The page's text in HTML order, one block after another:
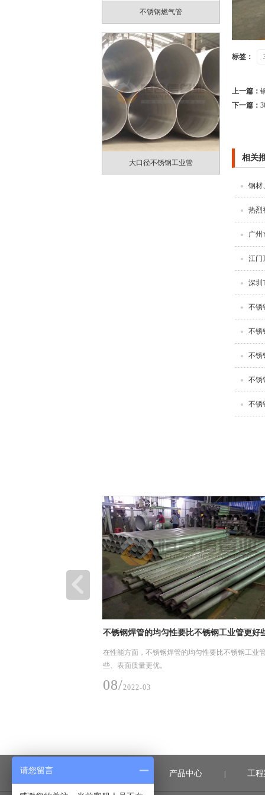
不锈钢燃气管
大口径不锈钢工业管
标签：
上一篇：
下一篇：
相关
钢材
热烈
广州
江门
深圳
不锈
不锈
不锈
不锈
不锈
钢材、管道及加工件现场装卸、堆放和储存
钢材、管道及加工件现场装卸、堆放和储存要求
25/
| 产品中心 | 工
请您留言